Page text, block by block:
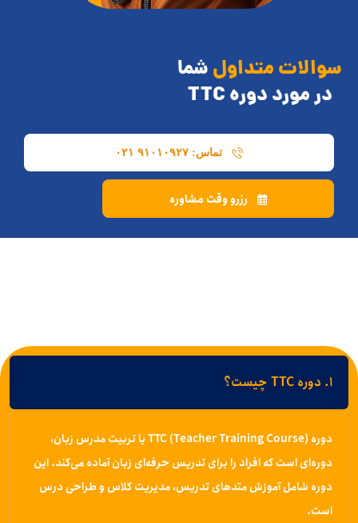
سوالات متداولشما
در مورد دوره TTC
تماس: ۹۱۰۱۰۹۲۷ ۰۲۱
رزرو وقت مشاوره
۱. دوره TTC چیست؟
دوره TTC (Teacher Training Course) یا تربیت مدرس زبان،
دوره‌ای است که افراد را برای تدریس حرفه‌ای زبان آماده می‌کند. این
دوره شامل آموزش متدهای تدریس، مدیریت کلاس و طراحی درس
است.